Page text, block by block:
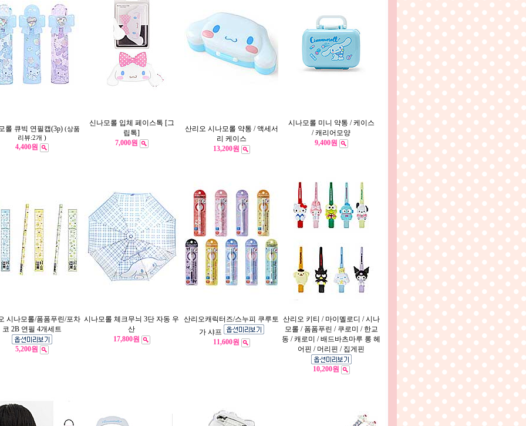
롤 큐빅 연필캡(3p) (상품
리뷰:2개 )
4,400원
신나모롤 입체 페이스톡 [그
립톡]
7,000원
산리오 시나모롤 약통 / 액세서
리 케이스
13,200원
시나모롤 미니 약통 / 케이스
/ 캐리어모양
9,400원
시나모롤/폼폼푸린/포차
코 2B 연필 4개세트
5,200원
시나모롤 체크무늬 3단 자동 우
산
17,800원
산리오캐릭터즈/스누피 쿠루토
가 샤프
11,600원
산리오 키티 / 마이멜로디 / 시나
모롤 / 폼폼푸린 / 쿠로미 / 한교
동 / 캐로미 / 배드바츠마루 롱 헤
어핀 / 머리핀 / 집게핀
10,200원